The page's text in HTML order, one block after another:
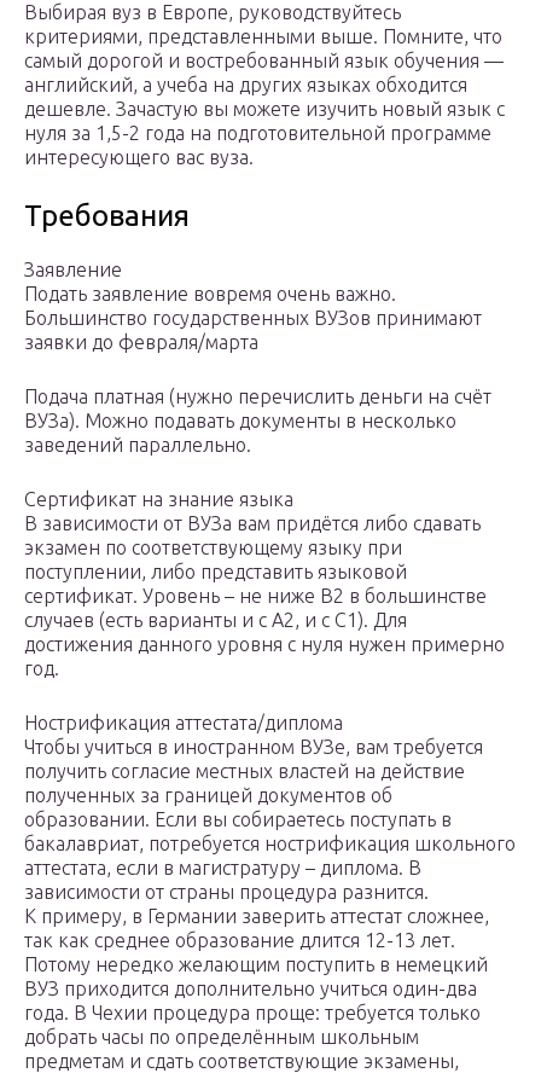
Выбирая вуз в Европе, руководствуйтесь
критериями, представленными выше. Помните, что
самый дорогой и востребованный язык обучения —
английский, а учеба на других языках обходится
дешевле. Зачастую вы можете изучить новый язык с
нуля за 1,5-2 года на подготовительной программе
интересующего вас вуза.
Требования
Заявление
Подать заявление вовремя очень важно.
Большинство государственных ВУЗов принимают
заявки до февраля/марта
Подача платная (нужно перечислить деньги на счёт
ВУЗа). Можно подавать документы в несколько
заведений параллельно.
Сертификат на знание языка
В зависимости от ВУЗа вам придётся либо сдавать
экзамен по соответствующему языку при
поступлении, либо представить языковой
сертификат. Уровень – не ниже В2 в большинстве
случаев (есть варианты и с А2, и с C1). Для
достижения данного уровня с нуля нужен примерно
год.
Нострификация аттестата/диплома
Чтобы учиться в иностранном ВУЗе, вам требуется
получить согласие местных властей на действие
полученных за границей документов об
образовании. Если вы собираетесь поступать в
бакалавриат, потребуется нострификация школьного
аттестата, если в магистратуру – диплома. В
зависимости от страны процедура разнится.
К примеру, в Германии заверить аттестат сложнее,
так как среднее образование длится 12-13 лет.
Потому нередко желающим поступить в немецкий
ВУЗ приходится дополнительно учиться один-два
года. В Чехии процедура проще: требуется только
добрать часы по определённым школьным
предметам и сдать соответствующие экзамены,